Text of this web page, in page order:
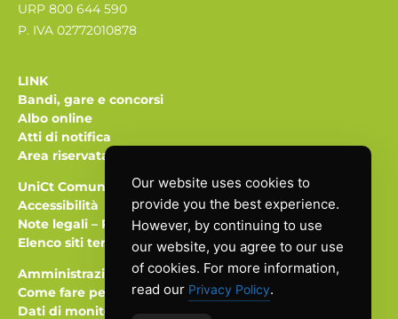
URP 800 644 590
P. IVA 02772010878
LINK
Bandi, gare e concorsi
Albo online
Atti di notifica
Area riservata
UniCt Comunica
Accessibilità
Note legali – Privacy
Elenco siti tematici
Amministrazione trasparente
Come fare per
Dati di monitoraggio
Our website uses cookies to
provide you the best experience.
However, by continuing to use
our website, you agree to our use
of cookies. For more information,
read our Privacy Policy.